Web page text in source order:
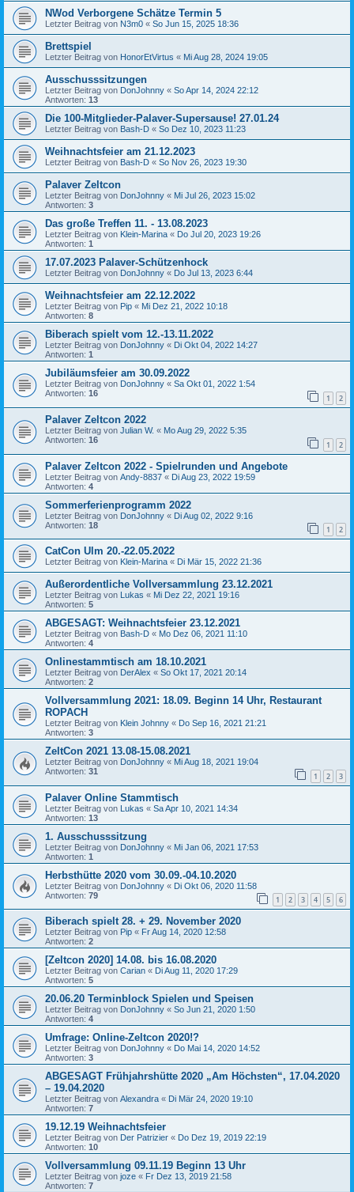
NWod Verborgene Schätze Termin 5
Letzter Beitrag von N3m0 « So Jun 15, 2025 18:36
Brettspiel
Letzter Beitrag von HonorEtVirtus « Mi Aug 28, 2024 19:05
Ausschusssitzungen
Letzter Beitrag von DonJohnny « So Apr 14, 2024 22:12
Antworten: 13
Die 100-Mitglieder-Palaver-Supersause! 27.01.24
Letzter Beitrag von Bash-D « So Dez 10, 2023 11:23
Weihnachtsfeier am 21.12.2023
Letzter Beitrag von Bash-D « So Nov 26, 2023 19:30
Palaver Zeltcon
Letzter Beitrag von DonJohnny « Mi Jul 26, 2023 15:02
Antworten: 3
Das große Treffen 11. - 13.08.2023
Letzter Beitrag von Klein-Marina « Do Jul 20, 2023 19:26
Antworten: 1
17.07.2023 Palaver-Schützenhock
Letzter Beitrag von DonJohnny « Do Jul 13, 2023 6:44
Weihnachtsfeier am 22.12.2022
Letzter Beitrag von Pip « Mi Dez 21, 2022 10:18
Antworten: 8
Biberach spielt vom 12.-13.11.2022
Letzter Beitrag von DonJohnny « Di Okt 04, 2022 14:27
Antworten: 1
Jubiläumsfeier am 30.09.2022
Letzter Beitrag von DonJohnny « Sa Okt 01, 2022 1:54
Antworten: 16 1 2
Palaver Zeltcon 2022
Letzter Beitrag von Julian W. « Mo Aug 29, 2022 5:35
Antworten: 16 1 2
Palaver Zeltcon 2022 - Spielrunden und Angebote
Letzter Beitrag von Andy-8837 « Di Aug 23, 2022 19:59
Antworten: 4
Sommerferienprogramm 2022
Letzter Beitrag von DonJohnny « Di Aug 02, 2022 9:16
Antworten: 18 1 2
CatCon Ulm 20.-22.05.2022
Letzter Beitrag von Klein-Marina « Di Mär 15, 2022 21:36
Außerordentliche Vollversammlung 23.12.2021
Letzter Beitrag von Lukas « Mi Dez 22, 2021 19:16
Antworten: 5
ABGESAGT: Weihnachtsfeier 23.12.2021
Letzter Beitrag von Bash-D « Mo Dez 06, 2021 11:10
Antworten: 4
Onlinestammtisch am 18.10.2021
Letzter Beitrag von DerAlex « So Okt 17, 2021 20:14
Antworten: 2
Vollversammlung 2021: 18.09. Beginn 14 Uhr, Restaurant
ROPACH
Letzter Beitrag von Klein Johnny « Do Sep 16, 2021 21:21
Antworten: 3
ZeltCon 2021 13.08-15.08.2021
Letzter Beitrag von DonJohnny « Mi Aug 18, 2021 19:04
Antworten: 31 1 2 3
Palaver Online Stammtisch
Letzter Beitrag von Lukas « Sa Apr 10, 2021 14:34
Antworten: 13
1. Ausschusssitzung
Letzter Beitrag von DonJohnny « Mi Jan 06, 2021 17:53
Antworten: 1
Herbsthütte 2020 vom 30.09.-04.10.2020
Letzter Beitrag von DonJohnny « Di Okt 06, 2020 11:58
Antworten: 79 1 2 3 4 5 6
Biberach spielt 28. + 29. November 2020
Letzter Beitrag von Pip « Fr Aug 14, 2020 12:58
Antworten: 2
[Zeltcon 2020] 14.08. bis 16.08.2020
Letzter Beitrag von Carian « Di Aug 11, 2020 17:29
Antworten: 5
20.06.20 Terminblock Spielen und Speisen
Letzter Beitrag von DonJohnny « So Jun 21, 2020 1:50
Antworten: 4
Umfrage: Online-Zeltcon 2020!?
Letzter Beitrag von DonJohnny « Do Mai 14, 2020 14:52
Antworten: 3
ABGESAGT Frühjahrshütte 2020 „Am Höchsten“, 17.04.2020
– 19.04.2020
Letzter Beitrag von Alexandra « Di Mär 24, 2020 19:10
Antworten: 7
19.12.19 Weihnachtsfeier
Letzter Beitrag von Der Patrizier « Do Dez 19, 2019 22:19
Antworten: 10
Vollversammlung 09.11.19 Beginn 13 Uhr
Letzter Beitrag von joze « Fr Dez 13, 2019 21:58
Antworten: 7